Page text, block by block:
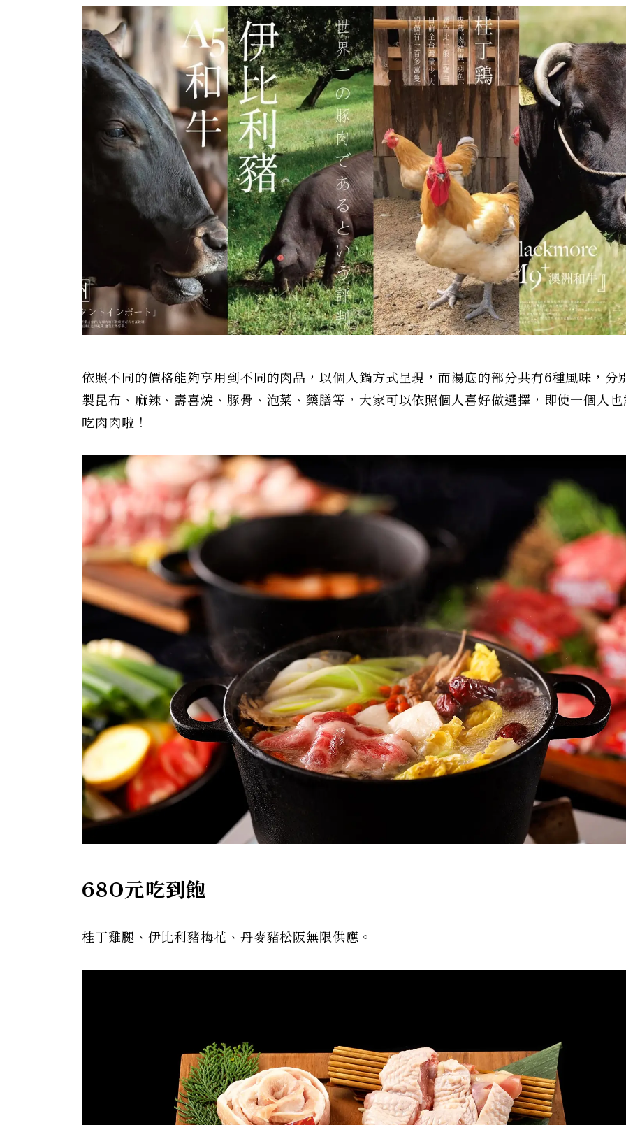
依照不同的價格能夠享用到不同的肉品，以個人鍋方式呈現，而湯底的部分共有6種風味，分
製昆布、麻辣、壽喜燒、豚骨、泡菜、藥膳等，大家可以依照個人喜好做選擇，即使一個人
吃肉肉啦！
680元吃到飽
桂丁雞腿、伊比利豬梅花、丹麥豬松阪無限供應。